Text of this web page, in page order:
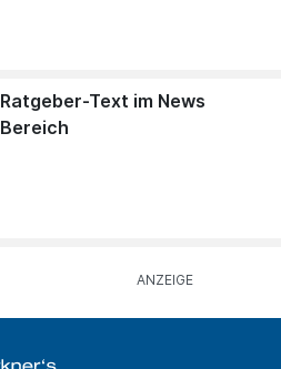
Ratgeber-Text im News
Bereich